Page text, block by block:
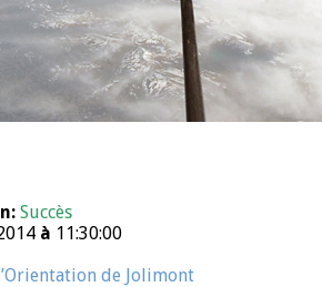
Succès
à 11:30:00
de Jolimont